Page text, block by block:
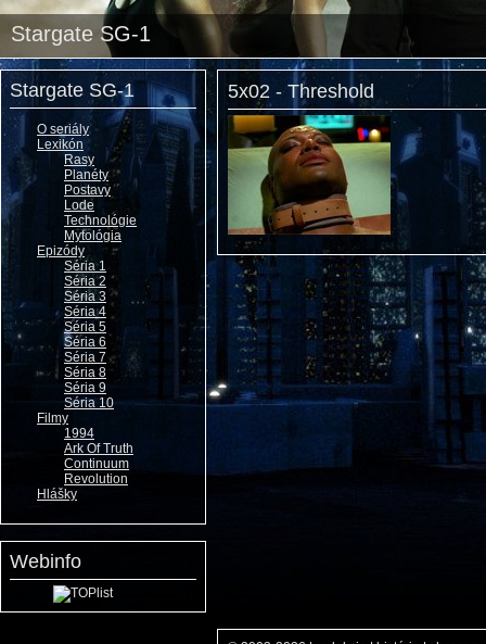
Stargate SG-1
Stargate SG-1
O seriály
Lexikón
Rasy
Planéty
Postavy
Lode
Technológie
Mytológia
Epizódy
Séria 1
Séria 2
Séria 3
Séria 4
Séria 5
Séria 6
Séria 7
Séria 8
Séria 9
Séria 10
Filmy
1994
Ark Of Truth
Continuum
Revolution
Hlášky
Webinfo
5x02 - Threshold